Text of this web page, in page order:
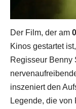
Der Film, der am
Kinos gestartet
Regisseur Benny
inszeniert den
Legende, die